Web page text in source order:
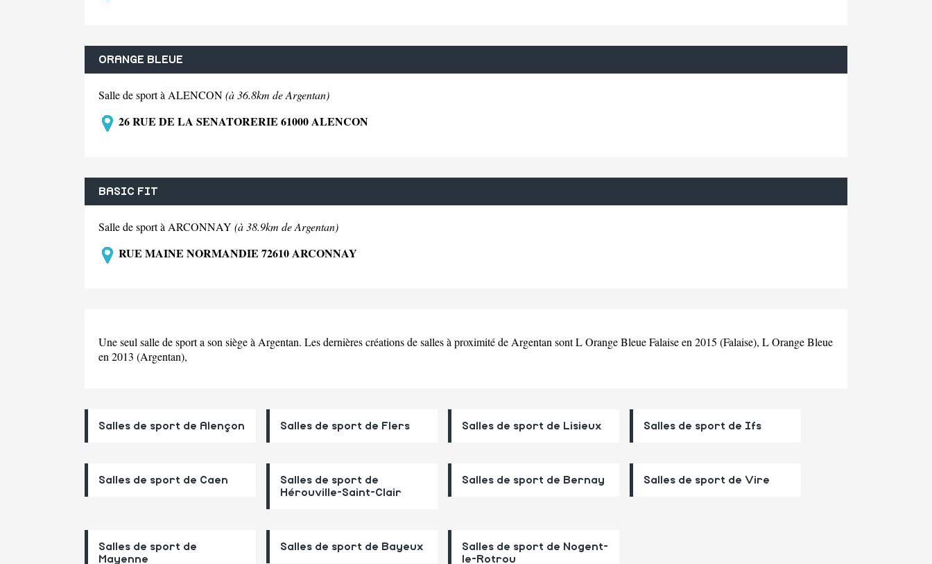
ORANGE BLEUE
Salle de sport à ALENCON(à 36.8km de Argentan)
26 RUE DE LA SENATORERIE 61000 ALENCON
BASIC FIT
Salle de sport à ARCONNAY (à 38.9km de Argentan)
RUE MAINE NORMANDIE 72610 ARCONNAY
Une seul salle de sport a son siège à Argentan. Les dernières créations de salles à proximité de Argentan sont L Orange Bleue Falaise en 2015 (Falaise), L Orange Bleue
en 2013 (Argentan),
Salles de sport de Alençon Salles de sport de Flers Salles de sport de Lisieux Salles de sport de Ifs
Salles de sport de Caen
Salles de sport de
Hérouville-Saint-Clair
Salles de sport de Bernay Salles de sport de Vire
Salles de sport de
Mayenne
Salles de sport de Bayeux
Salles de sport de Nogent-
le-Rotrou